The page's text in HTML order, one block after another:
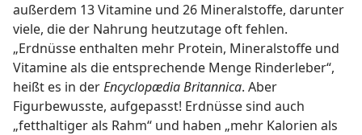
außerdem 13 Vitamine und 26 Mineralstoffe, darunter
viele, die der Nahrung heutzutage oft fehlen.
„Erdnüsse enthalten mehr Protein, Mineralstoffe und
Vitamine als die entsprechende Menge Rinderleber“,
heißt es in derEncyclopædia Britannica. Aber
Figurbewusste, aufgepasst! Erdnüsse sind auch
„fetthaltiger als Rahm“ und haben „mehr Kalorien als